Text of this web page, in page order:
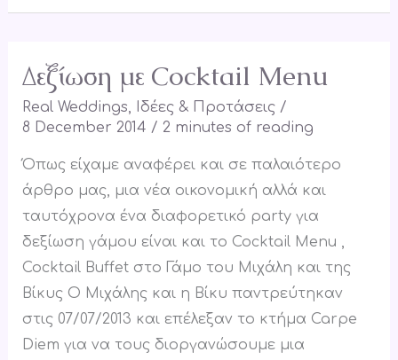
Δεξίωση με Cocktail Menu
Real Weddings, Ιδέες & Προτάσεις/
8 December 2014 / 2 minutes of reading
Όπως είχαμε αναφέρει και σε παλαιότερο
άρθρο μας, μια νέα οικονομική αλλά και
ταυτόχρονα ένα διαφορετικό party για
δεξίωση γάμου είναι και το Cocktail Menu ,
Cocktail Buffet στο Γάμο του Μιχάλη και της
Βίκυς Ο Μιχάλης και η Βίκυ παντρεύτηκαν
στις 07/07/2013 και επέλεξαν το κτήμα Carpe
Diem για να τους διοργανώσουμε μια
Δεξίωση
με
Cocktail